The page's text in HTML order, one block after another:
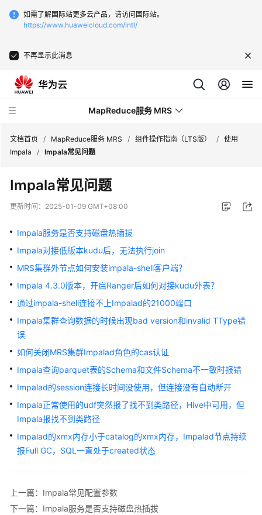
如需了解国际站更多云产品，请访问国际站。
https://www.huaweicloud.com/intl/
不再显示此消息
MapReduce服务 MRS
新
动
务
公
产
品
介
计
费
明
快
速
用
文档首页 / MapReduce服务 MRS / 组件操作指南（LTS版） / 使用
Impala
/ Impala常见问题
Impala常见问题
更新时间： 2025-01-09 GMT+08:00
Impala服务是否支持磁盘热插拔
Impala对接低版本kudu后，无法执行join
MRS集群外节点如何安装impala-shell客户端？
Impala 4.3.0版本，开启Ranger后如何对接kudu外表？
通过impala-shell连接不上Impalad的21000端口
Impala集群查询数据的时候出现bad version和invalid TType错
误
如何关闭MRS集群Impalad角色的cas认证
Impala查询parquet表的Schema和文件Schema不一致时报错
Impalad的session连接长时间没使用，但连接没有自动断开
Impala正常使用的udf突然报了找不到类路径，Hive中可用，但
Impala报找不到类路径
Impalad的xmx内存小于catalog的xmx内存，Impalad节点持续
报Full GC，SQL一直处于created状态
上一篇：Impala常见配置参数
下一篇：Impala服务是否支持磁盘热插拔